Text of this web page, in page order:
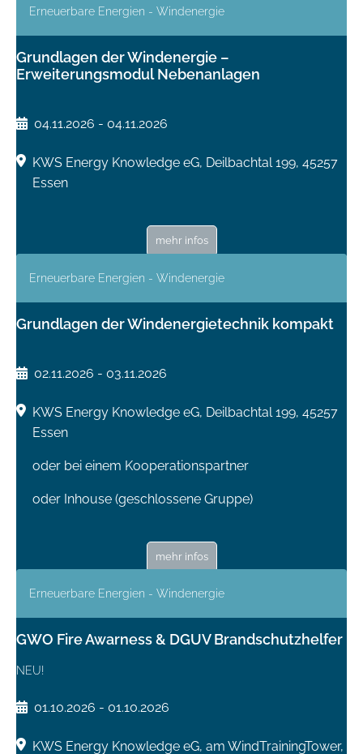
Erneuerbare Energien - Windenergie
Grundlagen der Windenergie –
Erweiterungsmodul Nebenanlagen
04.11.2026 - 04.11.2026
KWS Energy Knowledge eG, Deilbachtal 199, 45257
Essen
mehr infos
Erneuerbare Energien - Windenergie
Grundlagen der Windenergietechnik kompakt
02.11.2026 - 03.11.2026
KWS Energy Knowledge eG, Deilbachtal 199, 45257
Essen
oder bei einem Kooperationspartner
oder Inhouse (geschlossene Gruppe)
mehr infos
Erneuerbare Energien - Windenergie
GWO Fire Awarness & DGUV Brandschutzhelfer
NEU!
01.10.2026 - 01.10.2026
KWS Energy Knowledge eG, am WindTrainingTower,